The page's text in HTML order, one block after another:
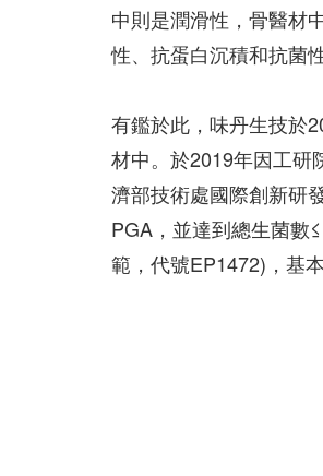
中則是潤滑性，骨醫材
性、抗蛋白沉積和抗菌性
有鑑於此，味丹生技於
材中。於2019年因工研
濟部技術處國際創新研
PGA，並達到總生菌數
範，代號EP1472)，基